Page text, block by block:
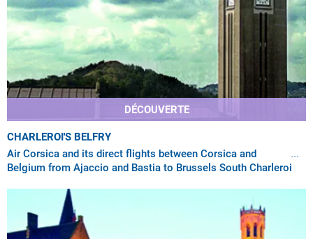
DÉCOUVERTE
CHARLEROI'S BELFRY
Air Corsica and its direct flights between Corsica and
Belgium from Ajaccio and Bastia to Brussels South Charleroi